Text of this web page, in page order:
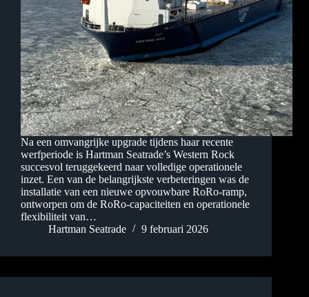
Na een omvangrijke upgrade tijdens haar recente
werfperiode is Hartman Seatrade’s Western Rock
succesvol teruggekeerd naar volledige operationele
inzet. Een van de belangrijkste verbeteringen was de
installatie van een nieuwe opvouwbare RoRo-ramp,
ontworpen om de RoRo-capaciteiten en operationele
flexibiliteit van…
Hartman Seatrade
9 februari 2026